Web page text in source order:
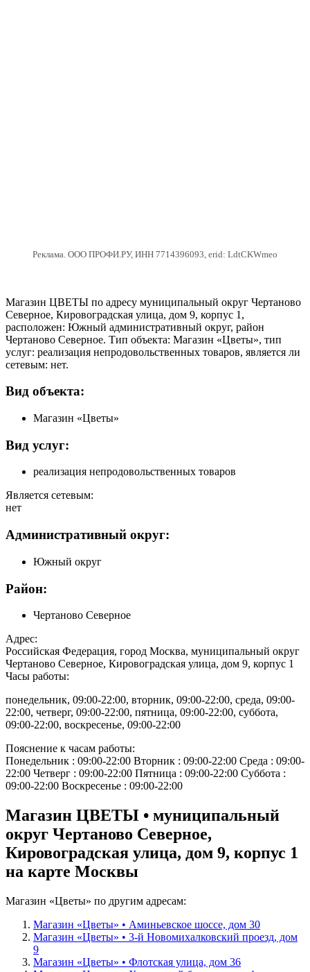
Реклама. ООО ПРОФИ.РУ, ИНН 7714396093, erid: LdtCKWmeo
Магазин ЦВЕТЫ по адресу муниципальный округ Чертаново
Северное, Кировоградская улица, дом 9, корпус 1,
расположен: Южный административный округ, район
Чертаново Северное. Тип объекта: Магазин «Цветы», тип
услуг: реализация непродовольственных товаров, является ли
сетевым: нет.
Вид объекта:
Магазин «Цветы»
Вид услуг:
реализация непродовольственных товаров
Является сетевым:
нет
Административный округ:
Южный округ
Район:
Чертаново Северное
Адрес:
Российская Федерация, город Москва, муниципальный округ
Чертаново Северное, Кировоградская улица, дом 9, корпус 1
Часы работы:
понедельник, 09:00-22:00, вторник, 09:00-22:00, среда, 09:00-
22:00, четверг, 09:00-22:00, пятница, 09:00-22:00, суббота,
09:00-22:00, воскресенье, 09:00-22:00
Пояснение к часам работы:
Понедельник : 09:00-22:00 Вторник : 09:00-22:00 Среда : 09:00-
22:00 Четверг : 09:00-22:00 Пятница : 09:00-22:00 Суббота :
09:00-22:00 Воскресенье : 09:00-22:00
Магазин ЦВЕТЫ • муниципальный
округ Чертаново Северное,
Кировоградская улица, дом 9, корпус 1
на карте Москвы
Магазин «Цветы» по другим адресам:
Магазин «Цветы» • Аминьевское шоссе, дом 30
Магазин «Цветы» • 3-й Новомихалковский проезд, дом
9
Магазин «Цветы» • Флотская улица, дом 36